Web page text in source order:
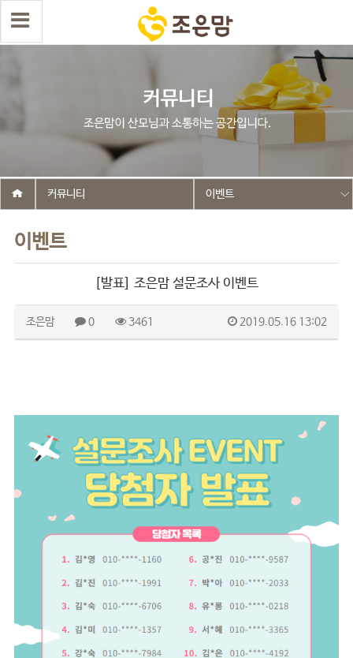
이벤트
커뮤니티 이벤트
[발표] 조은맘 설문조사 이벤트
조은맘 0 3461 2019.05.16 13:02